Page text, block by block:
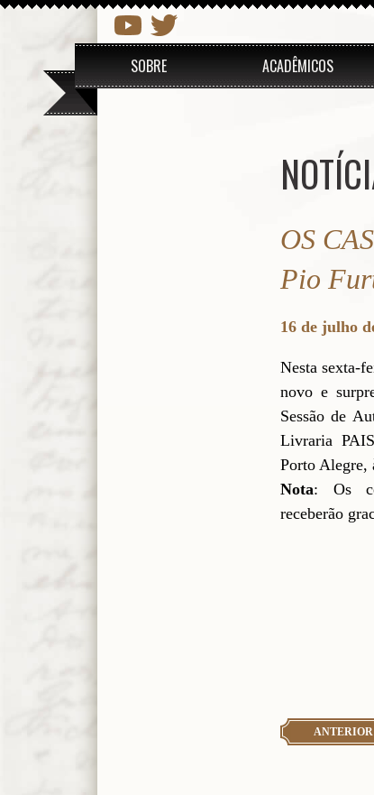
SOBRE ACADÊMICOS
OS
Pio
16 de julho
Nesta sexta-
novo e
Sessão de
Livraria
Porto Alegre,
Nota: Os
receberão
ANTERIOR